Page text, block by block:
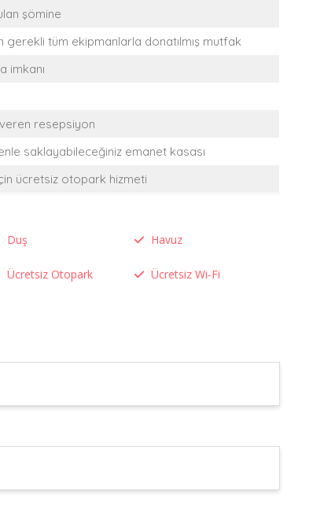
şömine
gerekli tüm ekipmanlarla donatılmış mutfak
imkanı
resepsiyon
saklayabileceğiniz emanet kasası
ücretsiz otopark hizmeti
Duş Havuz
Ücretsiz Otopark Ücretsiz Wi-Fi